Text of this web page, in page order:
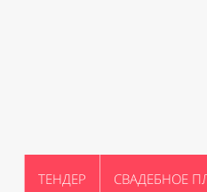
ТЕНДЕР СВАДЕБНОЕ